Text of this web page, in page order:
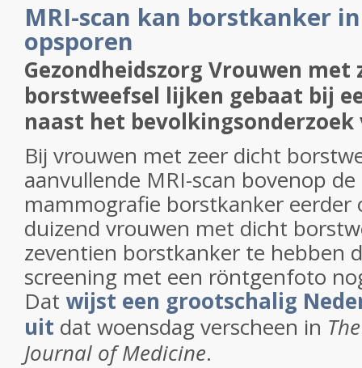
MRI-scan kan borstkanker
opsporen
Gezondheidszorg Vrouwen met
borstweefsel lijken gebaat bij
naast het
Bij vrouwen met zeer dicht
aanvullende MRI-scan bovenop
mammografie borstkanker eerder
duizend vrouwen met dicht
zeventien borstkanker te hebben
screening met een röntgenfoto
Dat wijst een grootschalig
uit dat woensdag verscheen in
Journal of Medicine.